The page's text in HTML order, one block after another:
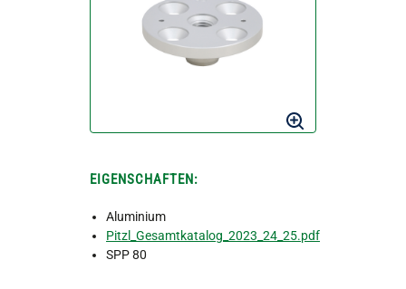
EIGENSCHAFTEN:
Aluminium
Pitzl_Gesamtkatalog_2023_24_25.pdf
SPP 80